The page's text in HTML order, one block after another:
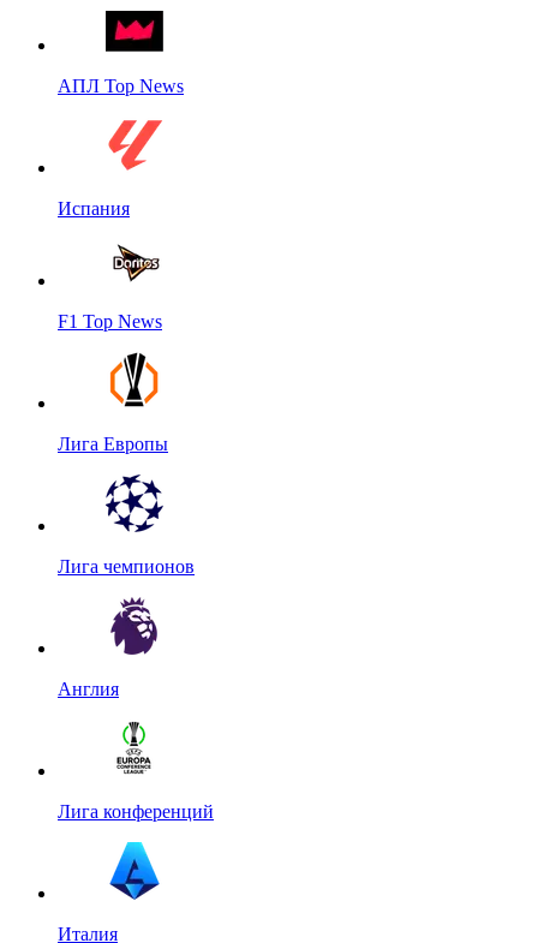
АПЛ Top News
Испания
F1 Top News
Лига Европы
Лига чемпионов
Англия
Лига конференций
Италия